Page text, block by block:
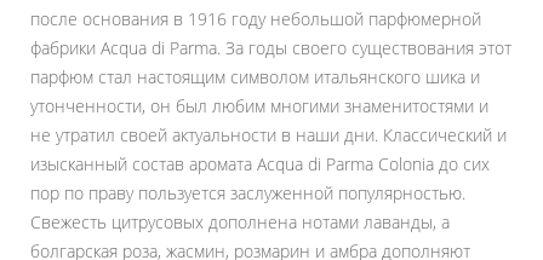
после основания в 1916 году небольшой парфюмерной
фабрики Acqua di Parma. За годы своего существования этот
парфюм стал настоящим символом итальянского шика и
утонченности, он был любим многими знаменитостями и
не утратил своей актуальности в наши дни. Классический и
изысканный состав аромата Acqua di Parma Colonia до сих
пор по праву пользуется заслуженной популярностью.
Свежесть цитрусовых дополнена нотами лаванды, а
болгарская роза, жасмин, розмарин и амбра дополняют